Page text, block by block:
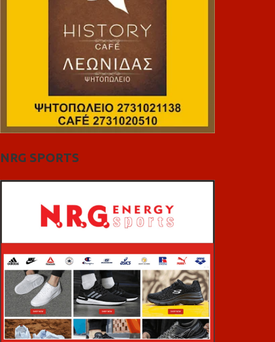
NRG SPORTS